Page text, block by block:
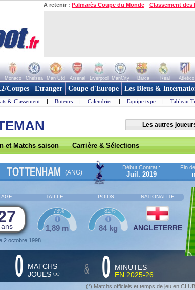
A retenir : Palmarès Coupe du Monde - Classement des
Monaco Chelsea Man Utd Arsenal Liverpool ManCity Barca Real Atletico
Coupes Etranger Coupe d'Europe Les Bleus &
& Classement | Buteurs | Calendrier | Equipe type | Tableau
Les autres
et Matchs saison Carrière & Sélections
TOTTENHAM (ANG)
Début Contrat :
Juil. 2019
Fin
AGE TAILLE POIDS NATIONALITE
ans
2 octobre 1998
1,89 m
73%
84 kg
82%
ANGLETERRE
0 MATCHS
JOUES (*) & 0
MINUTES
EN 2025-26
(*) Matchs officiels et temps de jeu en